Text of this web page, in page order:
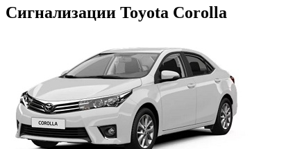
Сигнализации Toyota Corolla